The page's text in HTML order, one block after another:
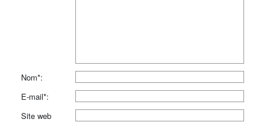
Nom*:
E-mail*:
Site web